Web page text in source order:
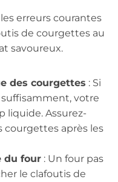
erreurs courantes
de courgettes au
savoureux.
des courgettes : Si
votre
liquide. Assurez-
courgettes après les
du four : Un four pas
le clafoutis de